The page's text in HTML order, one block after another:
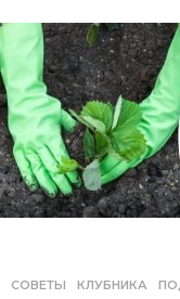
СОВЕТЫ КЛУБНИКА ,